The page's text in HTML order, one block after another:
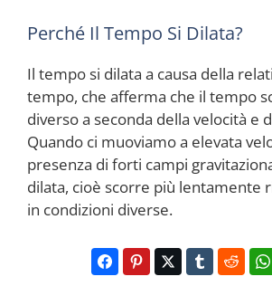
Perché Il Tempo Si Dilata?
Il tempo si dilata a causa della
tempo, che afferma che il tempo
diverso a seconda della velocità e
Quando ci muoviamo a elevata
presenza di forti campi
dilata, cioè scorre più lentamente
in condizioni diverse.